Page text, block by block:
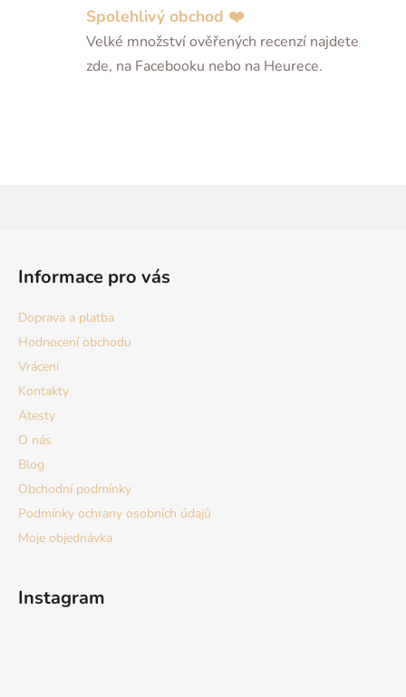
Spolehlivý obchod ❤️
Velké množství ověřených recenzí najdete
zde, na Facebooku nebo na Heurece.
Informace pro vás
Doprava a platba
Hodnocení obchodu
Vrácení
Kontakty
Atesty
O nás
Blog
Obchodní podmínky
Podmínky ochrany osobních údajů
Moje objednávka
Instagram